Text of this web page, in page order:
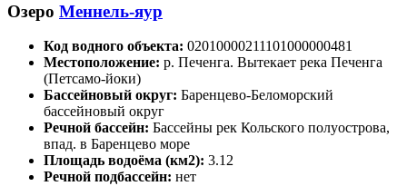
Озеро Меннель-яур
Код водного объекта: 02010000211101000000481
Местоположение: р. Печенга. Вытекает река Печенга
(Петсамо-йоки)
Бассейновый округ: Баренцево-Беломорский
бассейновый округ
Речной бассейн: Бассейны рек Кольского полуострова,
впад. в Баренцево море
Площадь водоёма (км2): 3.12
Речной подбассейн: нет